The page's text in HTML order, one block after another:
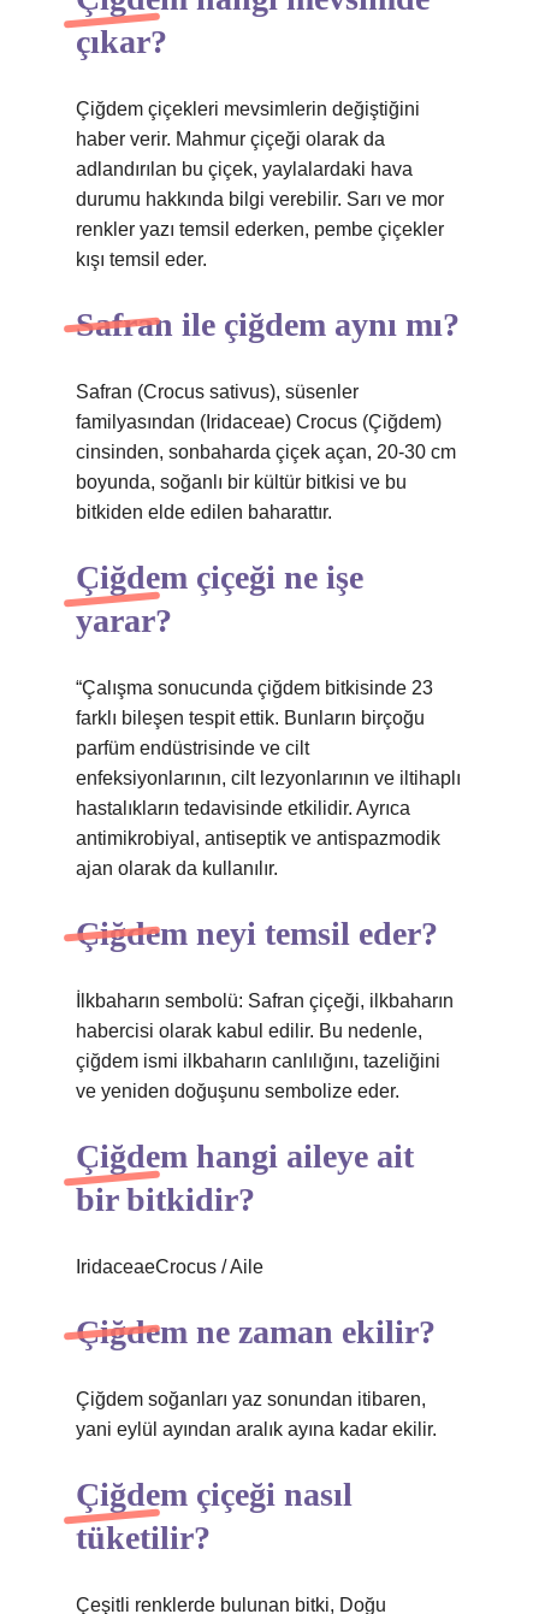
çıkar?
Çiğdem çiçekleri mevsimlerin değiştiğini
haber verir. Mahmur çiçeği olarak da
adlandırılan bu çiçek, yaylalardaki hava
durumu hakkında bilgi verebilir. Sarı ve mor
renkler yazı temsil ederken, pembe çiçekler
kışı temsil eder.
Safran ile çiğdem aynı mı?
Safran (Crocus sativus), süsenler
familyasından (Iridaceae) Crocus (Çiğdem)
cinsinden, sonbaharda çiçek açan, 20-30 cm
boyunda, soğanlı bir kültür bitkisi ve bu
bitkiden elde edilen baharattır.
Çiğdem çiçeği ne işe
yarar?
“Çalışma sonucunda çiğdem bitkisinde 23
farklı bileşen tespit ettik. Bunların birçoğu
parfüm endüstrisinde ve cilt
enfeksiyonlarının, cilt lezyonlarının ve iltihaplı
hastalıkların tedavisinde etkilidir. Ayrıca
antimikrobiyal, antiseptik ve antispazmodik
ajan olarak da kullanılır.
Çiğdem neyi temsil eder?
İlkbaharın sembolü: Safran çiçeği, ilkbaharın
habercisi olarak kabul edilir. Bu nedenle,
çiğdem ismi ilkbaharın canlılığını, tazeliğini
ve yeniden doğuşunu sembolize eder.
Çiğdem hangi aileye ait
bir bitkidir?
IridaceaeCrocus / Aile
Çiğdem ne zaman ekilir?
Çiğdem soğanları yaz sonundan itibaren,
yani eylül ayından aralık ayına kadar ekilir.
Çiğdem çiçeği nasıl
tüketilir?
Çeşitli renklerde bulunan bitki, Doğu